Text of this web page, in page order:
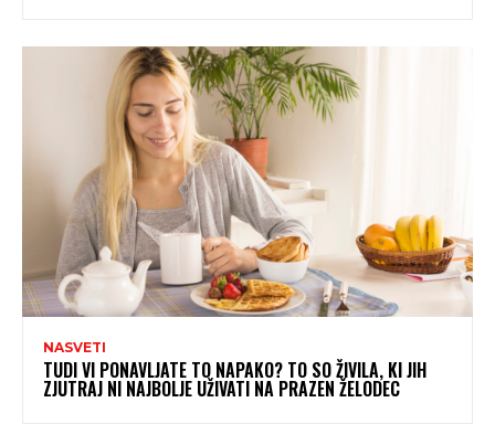
NASVETI
TUDI VI PONAVLJATE TO NAPAKO? TO SO ŽIVILA, KI JIH
ZJUTRAJ NI NAJBOLJE UŽIVATI NA PRAZEN ŽELODEC